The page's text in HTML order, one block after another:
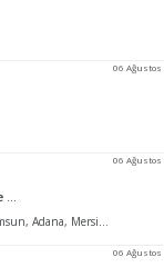
06 Ağustos
06 Ağustos
Kuantum Mak Kalıp Müh Taah İth İhr San ve Tic Ltd Şti
Adana, Mersin, İzmir
06 Ağustos